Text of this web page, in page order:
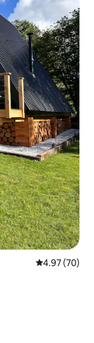
คะแนนเฉลี่ย
4.97 (70)